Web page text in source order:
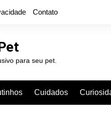
Contato
para seu pet.
Cuidados